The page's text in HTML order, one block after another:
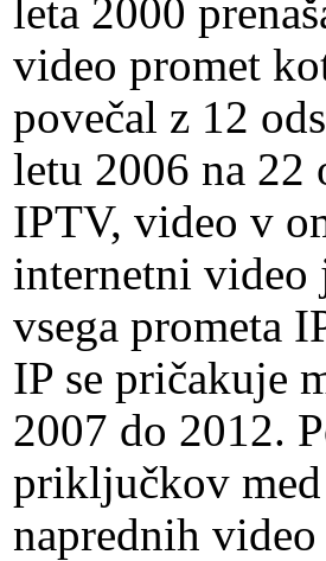
leta 2000
video promet
povečal z 12
letu 2006 na 22
IPTV, video v
internetni video
vsega prometa
IP se pričakuje
2007 do 2012.
priključkov
naprednih